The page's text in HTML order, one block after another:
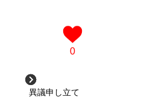
0
異議申し立て